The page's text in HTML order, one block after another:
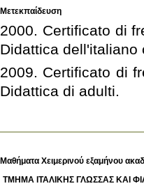
Μετεκπαίδευση
2000. Certificato di
2009. Certificato di
Didattica di adulti.
Μαθήματα Χειμερινού εξαμήνου
ΤΜΗΜΑ ΙΤΑΛΙΚΗΣ ΓΛΩΣΣΑΣ ΚΑΙ